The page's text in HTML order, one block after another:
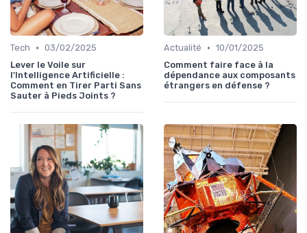
Tech • 03/02/2025
Lever le Voile sur
l'Intelligence Artificielle :
Comment en Tirer Parti Sans
Sauter à Pieds Joints ?
Actualité • 10/01/2025
Comment faire face à la
dépendance aux composants
étrangers en défense ?